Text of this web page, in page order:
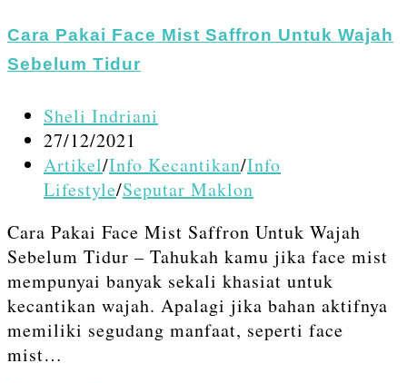
di
Cara Pakai Face Mist Saffron Untuk Wajah
Sebelum Tidur
Post
author:
Sheli Indriani
Post
published:
27/12/2021
Post
category:
Artikel/Info Kecantikan/Info
Lifestyle/Seputar Maklon
Cara Pakai Face Mist Saffron Untuk Wajah
Sebelum Tidur – Tahukah kamu jika face mist
mempunyai banyak sekali khasiat untuk
kecantikan wajah. Apalagi jika bahan aktifnya
memiliki segudang manfaat, seperti face
mist…